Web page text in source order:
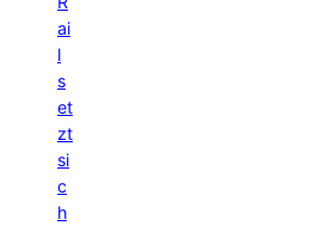
ai
l
s
et
zt
si
c
h